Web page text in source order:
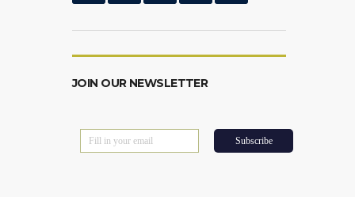
JOIN OUR NEWSLETTER